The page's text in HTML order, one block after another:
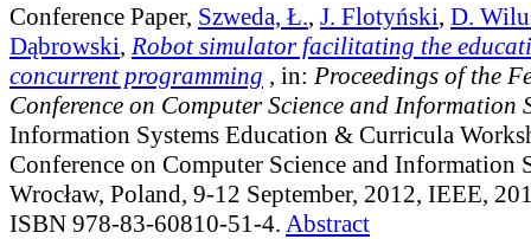
Conference Paper, Szweda, Ł., J. Flotyński, D.
Dąbrowski, Robot simulator facilitating the
concurrent programming , in: Proceedings of the
Conference on Computer Science and Information
Information Systems Education & Curricula
Conference on Computer Science and Information
Wrocław, Poland, 9-12 September, 2012, IEEE,
ISBN 978-83-60810-51-4. Abstract